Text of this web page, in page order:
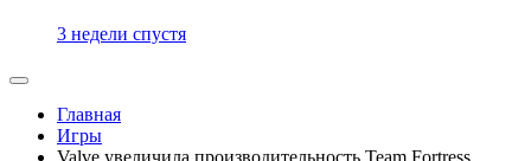
3 недели спустя
Главная
Игры
Valve увеличила производительность Team Fortress